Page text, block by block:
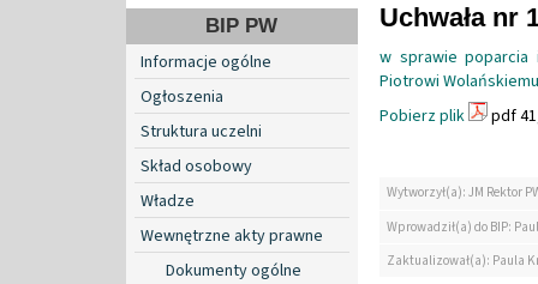
BIP PW
Informacje ogólne
Ogłoszenia
Struktura uczelni
Skład osobowy
Władze
Wewnętrzne akty prawne
Dokumenty ogólne
Uchwała nr
w sprawie poparcia
Piotrowi
Pobierz plik
pdf
Wytworzył(a): JM Rektor
Wprowadził(a) do BIP:
Zaktualizował(a): Paula